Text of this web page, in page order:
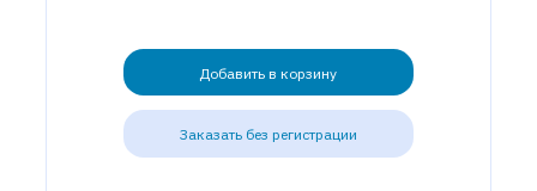
Добавить в корзину
Заказать без регистрации